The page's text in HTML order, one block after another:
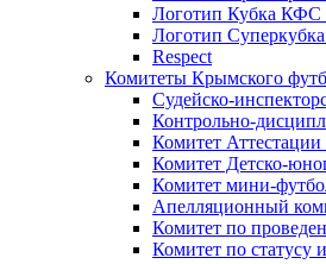
Логотип Кубка КФС
Логотип
Respect
Комитеты Крымского
Судейско-
Контрольно-
Комитет
Комитет Детско-
Комитет мини-
Апелляционный
Комитет по
Комитет по статусу